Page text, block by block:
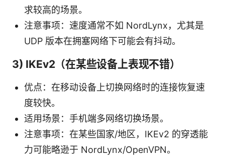
求较高的场景。
注意事项：速度通常不如 NordLynx，尤其是
UDP 版本在拥塞网络下可能会有抖动。
3) IKEv2（在某些设备上表现不错）
优点：在移动设备上切换网络时的连接恢复速
度较快。
适用场景：手机端多网络切换场景。
注意事项：在某些国家/地区，IKEv2 的穿透能
力可能略逊于 NordLynx/OpenVPN。